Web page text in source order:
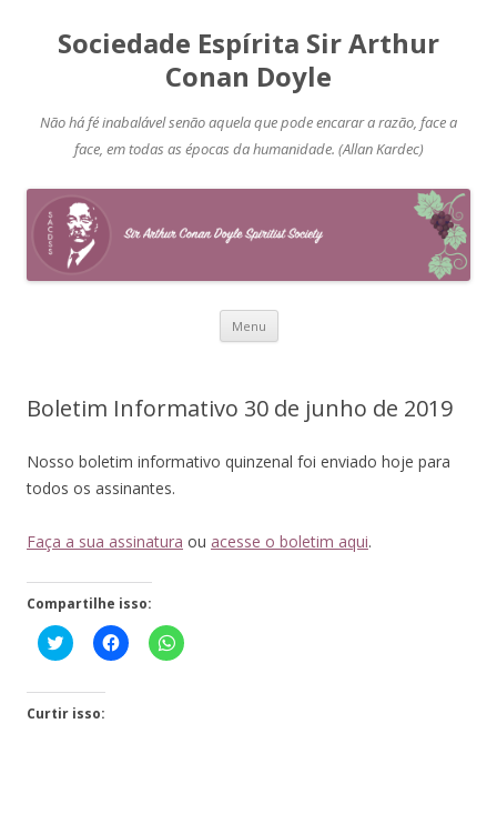
Sociedade Espírita Sir Arthur
Conan Doyle
Não há fé inabalável senão aquela que pode encarar a razão, face a
face, em todas as épocas da humanidade. (Allan Kardec)
Menu Pular
Boletim Informativo 30 de junho de 2019
Nosso boletim informativo quinzenal foi enviado hoje para
todos os assinantes.
Faça a sua assinatura ou acesse o boletim aqui.
Compartilhe isso:
Click
to
Twitter(abre
em
Clique
para
Clique
para
Curtir isso: